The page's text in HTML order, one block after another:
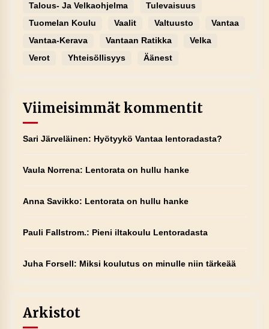
Talous- Ja Velkaohjelma
Tulevaisuus
Tuomelan Koulu
Vaalit Valtuusto
Vantaa
Vantaa-Kerava
Vantaan Ratikka
Velka
Verot
Yhteisöllisyys Äänest
Viimeisimmät kommentit
Sari Järveläinen: Hyötyykö Vantaa lentoradasta?
Vaula Norrena: Lentorata on hullu hanke
Anna Savikko: Lentorata on hullu hanke
Pauli Fallstrom.: Pieni iltakoulu Lentoradasta
Juha Forsell: Miksi koulutus on minulle niin tärkeää
Arkistot